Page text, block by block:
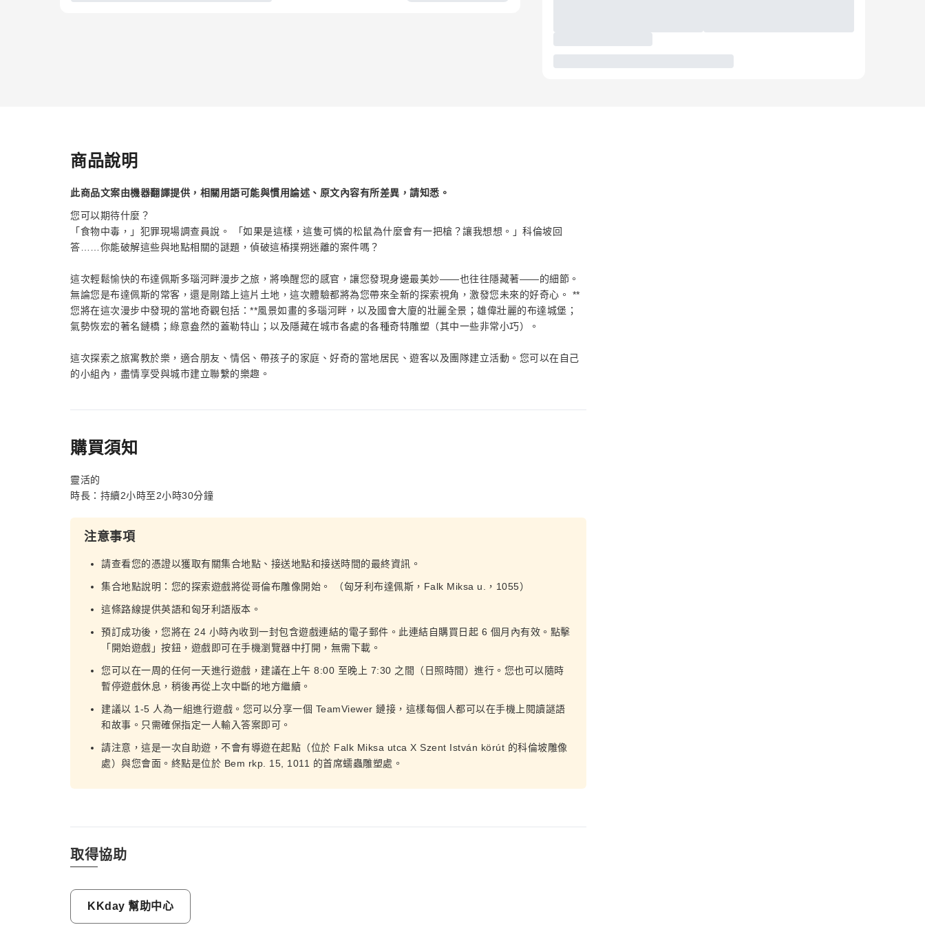
商品說明
此商品文案由機器翻譯提供，相關用語可能與慣用論述、原文內容有所差異，請知悉。
您可以期待什麼？
「食物中毒，」犯罪現場調查員說。 「如果是這樣，這隻可憐的松鼠為什麼會有一把槍？讓我想想。」科倫坡回
答……你能破解這些與地點相關的謎題，偵破這樁撲朔迷離的案件嗎？
這次輕鬆愉快的布達佩斯多瑙河畔漫步之旅，將喚醒您的感官，讓您發現身邊最美妙——也往往隱藏著——的細節。
無論您是布達佩斯的常客，還是剛踏上這片土地，這次體驗都將為您帶來全新的探索視角，激發您未來的好奇心。 **
您將在這次漫步中發現的當地奇觀包括：**風景如畫的多瑙河畔，以及國會大廈的壯麗全景；雄偉壯麗的布達城堡；
氣勢恢宏的著名鏈橋；綠意盎然的蓋勒特山；以及隱藏在城市各處的各種奇特雕塑（其中一些非常小巧）。
這次探索之旅寓教於樂，適合朋友、情侶、帶孩子的家庭、好奇的當地居民、遊客以及團隊建立活動。您可以在自己
的小組內，盡情享受與城市建立聯繫的樂趣。
購買須知
靈活的
時長：持續2小時至2小時30分鐘
注意事項
請查看您的憑證以獲取有關集合地點、接送地點和接送時間的最終資訊。
集合地點說明：您的探索遊戲將從哥倫布雕像開始。 （匈牙利布達佩斯，Falk Miksa u.，1055）
這條路線提供英語和匈牙利語版本。
預訂成功後，您將在 24 小時內收到一封包含遊戲連結的電子郵件。此連結自購買日起 6 個月內有效。點擊
「開始遊戲」按鈕，遊戲即可在手機瀏覽器中打開，無需下載。
您可以在一周的任何一天進行遊戲，建議在上午 8:00 至晚上 7:30 之間（日照時間）進行。您也可以隨時
暫停遊戲休息，稍後再從上次中斷的地方繼續。
建議以 1-5 人為一組進行遊戲。您可以分享一個 TeamViewer 鏈接，這樣每個人都可以在手機上閱讀謎語
和故事。只需確保指定一人輸入答案即可。
請注意，這是一次自助遊，不會有導遊在起點（位於 Falk Miksa utca X Szent István körút 的科倫坡雕像
處）與您會面。終點是位於 Bem rkp. 15, 1011 的首席蠕蟲雕塑處。
取得協助
KKday 幫助中心